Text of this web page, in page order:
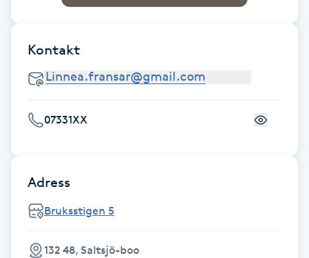
Fransrengöring
Frekvensterapi
Friskvård
Frisör
Funktionsanalys
Kontakt
07331XX
Adress
Bruksstigen 5
132 48, Saltsjö-boo